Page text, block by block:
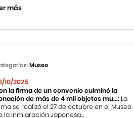
más
Museo
10/2025
la firma de un convenio culminó la
de más de 4 mil objetos mu...: La
se realizó el 27 de octubre en el Museo
la Inmigración Japonesa...